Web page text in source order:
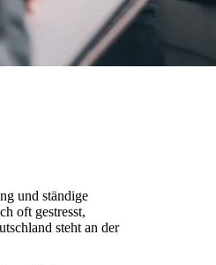
und ständige
oft gestresst,
steht an der